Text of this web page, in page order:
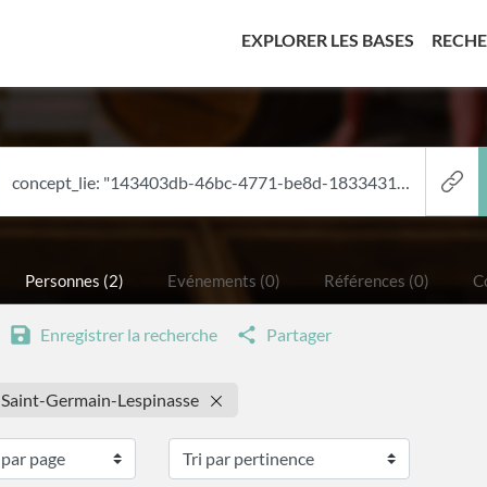
EXPLORER LES BASES
Personnes (2) Evénements (0) Références (0)
Enregistrer la recherche Partager
Germain-Lespinasse